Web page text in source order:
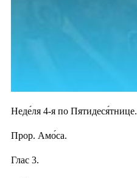
Неде́ля 4-я по Пятидеся́тнице.
Прор. Амо́са.
Глас 3.